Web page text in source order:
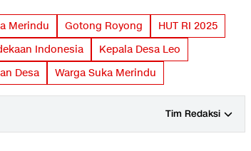
Merindu Gotong Royong
HUT RI 2025
Indonesia
Kepala Desa Leo
Desa Warga Suka Merindu
Tim Redaksi